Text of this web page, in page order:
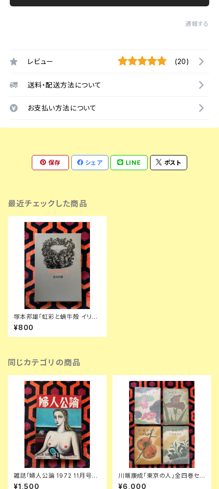
通報する
レビュー (20)
送料・配送方法について
お支払い方法について
保存 シェア LINE ポスト
最近チェックした商品
塚本邦雄「虹彩と蝸牛殻 イリス
とコクレア 映画とシャンソン」初
版 函入り 装幀:政田岑生 みすず
書房
¥800
同じカテゴリの商品
雑誌「婦人公論 1972 11月号」
表紙:金子國義 中央公論社 澁澤
¥1,500
川端康成「東京の人」全四巻セッ
ト 装幀:金島桂華 新潮社
¥6,000